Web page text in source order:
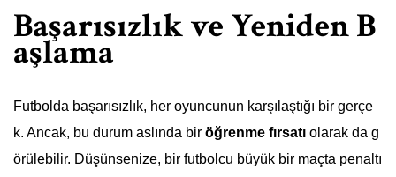
Başarısızlık ve Yeniden B
aşlama
Futbolda başarısızlık, her oyuncunun karşılaştığı bir gerçe
k. Ancak, bu durum aslında bir öğrenme fırsatı olarak da g
örülebilir. Düşünsenize, bir futbolcu büyük bir maçta penaltı